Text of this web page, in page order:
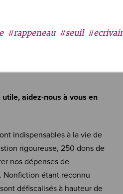
#rappeneau #seuil
aidez-nous à vous en
indispensables à la vie de
rigoureuse, 250 dons de
nos dépenses de
étant reconnu
défiscalisés à hauteur de